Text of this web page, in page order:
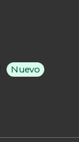
Nuevo